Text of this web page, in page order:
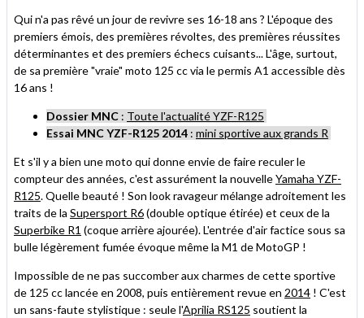
Qui n'a pas rêvé un jour de revivre ses 16-18 ans ? L'époque des
premiers émois, des premières révoltes, des premières réussites
déterminantes et des premiers échecs cuisants... L'âge, surtout,
de sa première "vraie" moto 125 cc via le permis A1 accessible dès
16 ans !
Dossier MNC : Toute l'actualité YZF-R125
Essai MNC YZF-R125 2014 : mini sportive aux grands R
Et s'il y a bien une moto qui donne envie de faire reculer le
compteur des années, c'est assurément la nouvelleYamaha YZF-
R125. Quelle beauté ! Son look ravageur mélange adroitement les
traits de la Supersport R6(double optique étirée) et ceux de la
Superbike R1 (coque arrière ajourée). L'entrée d'air factice sous sa
bulle légèrement fumée évoque même la M1 de MotoGP !
Impossible de ne pas succomber aux charmes de cette sportive
de 125 cc lancée en 2008, puis entièrement revue en 2014 ! C'est
un sans-faute stylistique : seule l'Aprilia RS125 soutient la